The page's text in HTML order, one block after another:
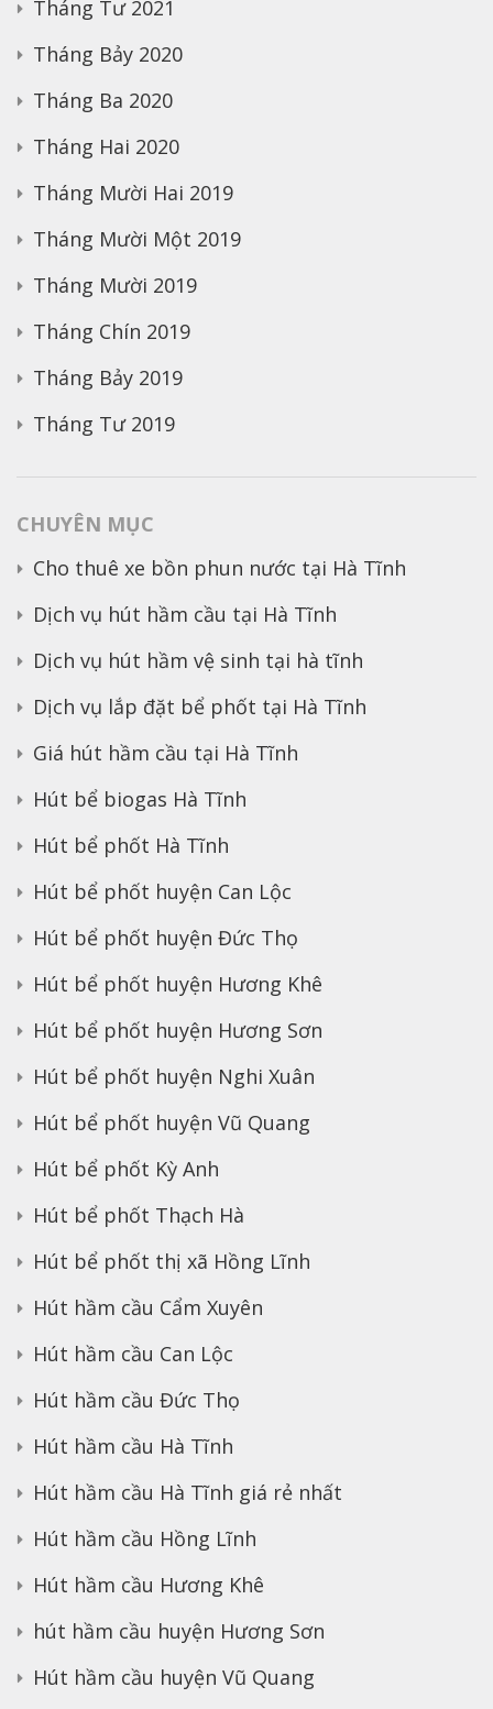
Tháng Tư 2021
Tháng Bảy 2020
Tháng Ba 2020
Tháng Hai 2020
Tháng Mười Hai 2019
Tháng Mười Một 2019
Tháng Mười 2019
Tháng Chín 2019
Tháng Bảy 2019
Tháng Tư 2019
CHUYÊN MỤC
Cho thuê xe bồn phun nước tại Hà Tĩnh
Dịch vụ hút hầm cầu tại Hà Tĩnh
Dịch vụ hút hầm vệ sinh tại hà tĩnh
Dịch vụ lắp đặt bể phốt tại Hà Tĩnh
Giá hút hầm cầu tại Hà Tĩnh
Hút bể biogas Hà Tĩnh
Hút bể phốt Hà Tĩnh
Hút bể phốt huyện Can Lộc
Hút bể phốt huyện Đức Thọ
Hút bể phốt huyện Hương Khê
Hút bể phốt huyện Hương Sơn
Hút bể phốt huyện Nghi Xuân
Hút bể phốt huyện Vũ Quang
Hút bể phốt Kỳ Anh
Hút bể phốt Thạch Hà
Hút bể phốt thị xã Hồng Lĩnh
Hút hầm cầu Cẩm Xuyên
Hút hầm cầu Can Lộc
Hút hầm cầu Đức Thọ
Hút hầm cầu Hà Tĩnh
Hút hầm cầu Hà Tĩnh giá rẻ nhất
Hút hầm cầu Hồng Lĩnh
Hút hầm cầu Hương Khê
hút hầm cầu huyện Hương Sơn
Hút hầm cầu huyện Vũ Quang